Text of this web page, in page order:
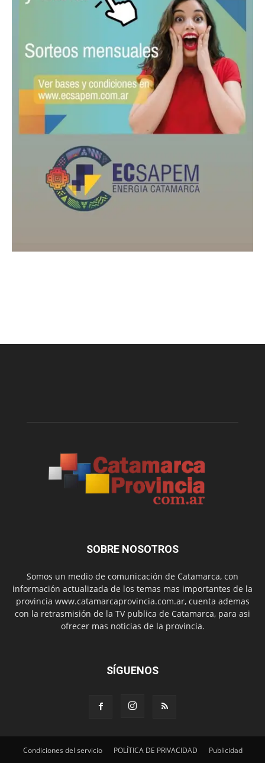
SOBRE NOSOTROS
Somos un medio de comunicación de Catamarca, con
información actualizada de los temas mas importantes de la
provincia www.catamarcaprovincia.com.ar, cuenta ademas
con la retrasmisión de la TV publica de Catamarca, para asi
ofrecer mas noticias de la provincia.
SÍGUENOS
Condiciones del servicio POLÍTICA DE PRIVACIDAD Publicidad